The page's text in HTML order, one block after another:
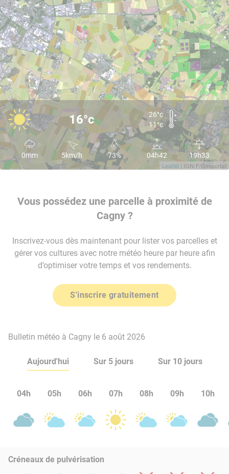
Leaflet | IGN-F/Geoportail
16°c
26°c
11°c
0mm 5km/h 73% 04h42 19h33
Vous possédez une parcelle à proximité de
Cagny ?
Inscrivez-vous dès maintenant pour lister vos parcelles et
gérer vos cultures avec notre météo heure par heure afin
d’optimiser votre temps et vos rendements.
S'inscrire gratuitement
Bulletin météo à Cagny le 6 août 2026
Aujourd'hui Sur 5 jours Sur 10 jours
04h 05h 06h 07h 08h 09h 10h
Créneaux de pulvérisation